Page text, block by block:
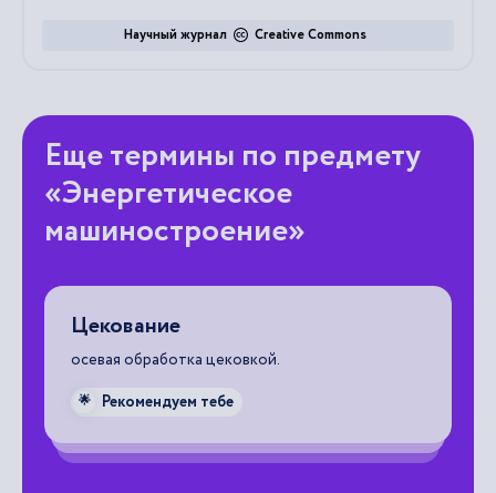
Creative Commons
Научный журнал
Еще термины по предмету
«Энергетическое
машиностроение»
Цекование
осевая обработка цековкой.
🌟 Рекомендуем тебе